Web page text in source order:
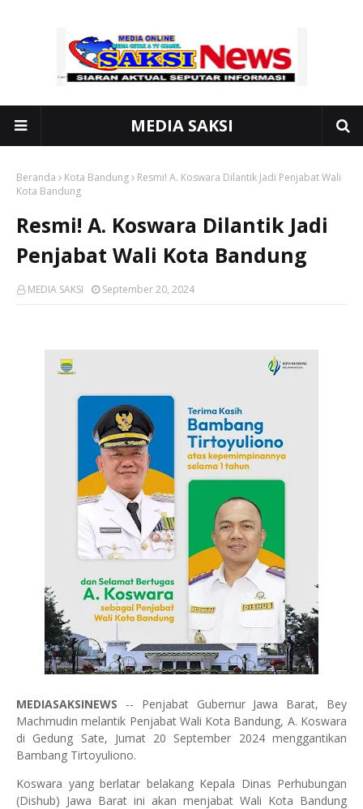
MEDIA SAKSI
Beranda Kota Bandung
Resmi! A. Koswara Dilantik Jadi Penjabat Wali
Kota Bandung
Resmi! A. Koswara Dilantik Jadi
Penjabat Wali Kota Bandung
MEDIA SAKSI September 20, 2024
MEDIASAKSINEWS -- Penjabat Gubernur Jawa Barat, Bey
Machmudin melantik Penjabat Wali Kota Bandung, A. Koswara
di Gedung Sate, Jumat 20 September 2024 menggantikan
Bambang Tirtoyuliono.
Koswara yang berlatar belakang Kepala Dinas Perhubungan
(Dishub) Jawa Barat ini akan menjabat Wali Kota Bandung